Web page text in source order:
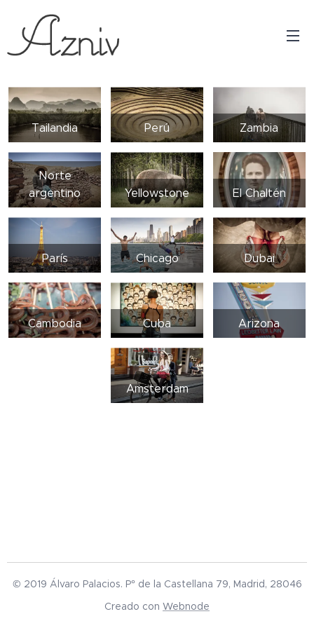
Tailandia Perú Zambia
Norte
argentino
Yellowstone El Chaltén
París Chicago Dubai
Cambodia Cuba Arizona
Amsterdam
© 2019 Álvaro Palacios. P° de la Castellana 79, Madrid, 28046
Creado con Webnode